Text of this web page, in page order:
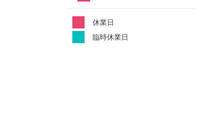
休業日
臨時休業日